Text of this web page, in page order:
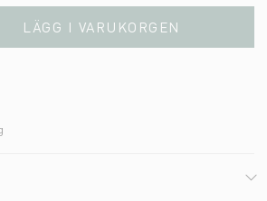
LÄGG I VARUKORGEN